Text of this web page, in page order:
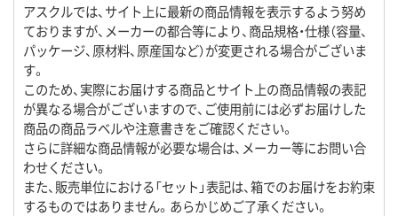
アスクルでは、サイト上に最新の商品情報を表示するよう努め
ておりますが、メーカーの都合等により、商品規格・仕様（容量、
パッケージ、原材料、原産国など）が変更される場合がございま
す。
このため、実際にお届けする商品とサイト上の商品情報の表記
が異なる場合がございますので、ご使用前には必ずお届けした
商品の商品ラベルや注意書きをご確認ください。
さらに詳細な商品情報が必要な場合は、メーカー等にお問い合
わせください。
また、販売単位における「セット」表記は、箱でのお届けをお約束
するものではありません。あらかじめご了承ください。